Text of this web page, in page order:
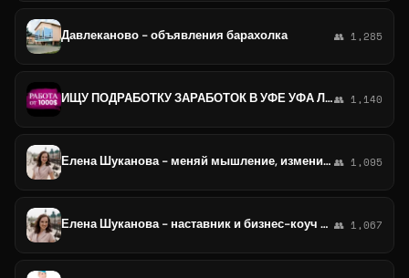
Давлеканово - объявления барахолка 👥 1,285
ИЩУ ПОДРАБОТКУ ЗАРАБОТОК В УФЕ УФА ЛНР ДНР БЛАГОВЕЩЕНСКЕ ДАВЛЕКАНОВО ЧИМШЫ ТУЙМАЗЫ ОКТЯБРЬСКОМ ОКТЯБРЬСКИЙ ДАВЛЕНКОВО БАВЛЫ👥 1,140
Елена Шуканова - меняй мышление, изменится жизнь! 👥 1,095
Елена Шуканова - наставник и бизнес-коуч по мышлению и финансам 👥 1,067